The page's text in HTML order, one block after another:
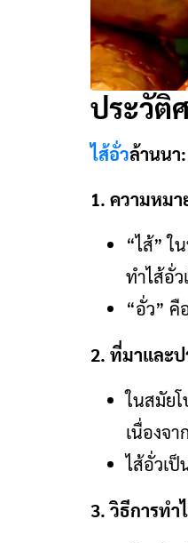
ประวัติ
ไส้อั่วล้านนา
1. ความหม
“ไส้” ใ
ทำไส้อั่
“อั่ว” คื
2. ที่มาและ
ในสมัย
เนื่องจ
ไส้อั่วเ
3. วิธีการทำ